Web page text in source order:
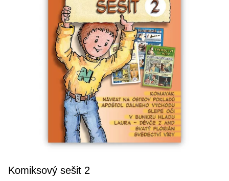
Komiksový sešit 2